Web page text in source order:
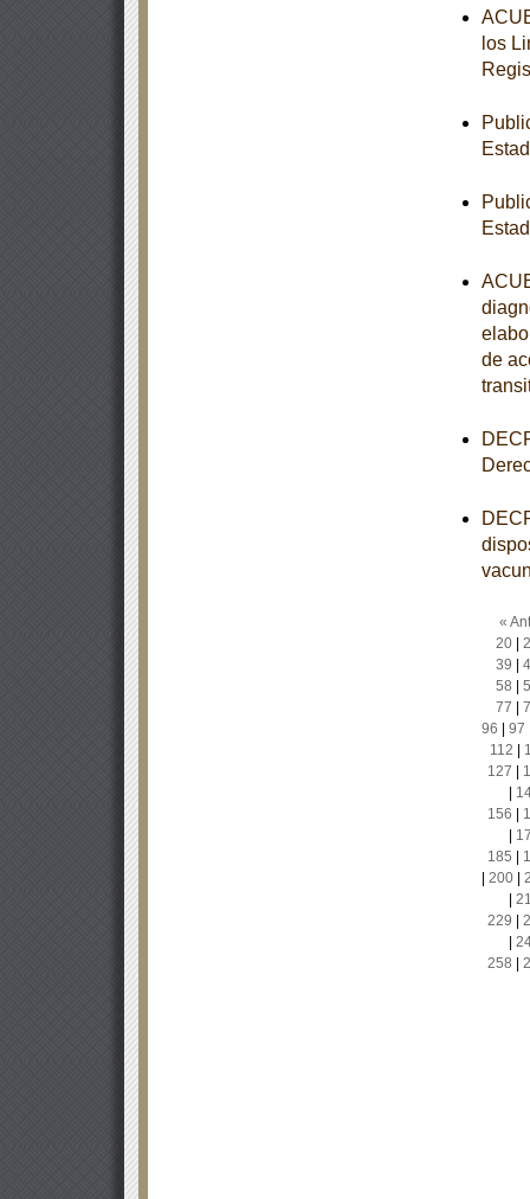
los
de
«
20|
39
58
77
96
97
112
127
156
185
200|
229
258